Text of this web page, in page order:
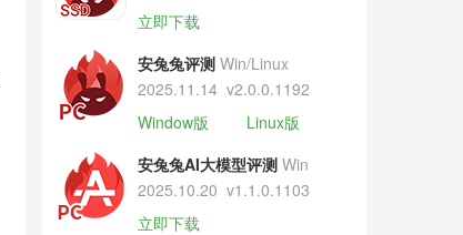
立即下载
安兔兔评测 Win/Linux
2025.11.14 v2.0.0.1192
Window版
Linux版
安兔兔AI大模型评测 Win
2025.10.20 v1.1.0.1103
立即下载